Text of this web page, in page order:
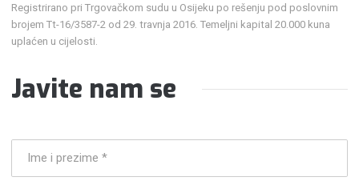
Registrirano pri Trgovačkom sudu u Osijeku po rešenju pod poslovnim
brojem Tt-16/3587-2 od 29. travnja 2016. Temeljni kapital 20.000 kuna
uplaćen u cijelosti.
Javite nam se